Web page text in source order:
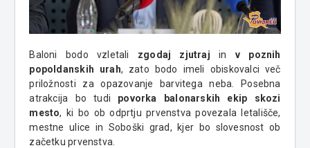
Baloni bodo vzletali zgodaj zjutraj in v poznih
popoldanskih urah, zato bodo imeli obiskovalci več
priložnosti za opazovanje barvitega neba. Posebna
atrakcija bo tudi povorka balonarskih ekip skozi
mesto, ki bo ob odprtju prvenstva povezala letališče,
mestne ulice in Soboški grad, kjer bo slovesnost ob
začetku prvenstva.